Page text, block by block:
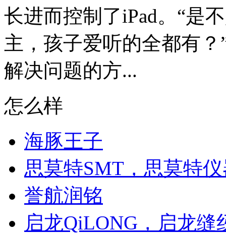
长进而控制了iPad。“是
主，孩子爱听的全都有
解决问题的方...
怎么样
海豚王子
思莫特SMT，思莫特
誉航润铭
启龙QiLONG，启龙缝